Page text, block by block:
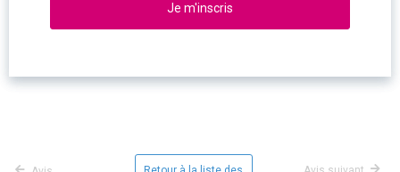
Je m'inscris